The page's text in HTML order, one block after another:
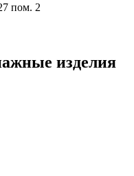
пом. 2
изделия